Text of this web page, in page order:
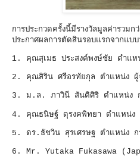
การประกวดครั้งนี้มีรางวัลมูลค่ารว
ประกาศผลการตัดสินรอบแรกจากแ
1. คุณสุเมธ ประสงค์พงษ์ชัย ตำแห
2. คุณสิริน ศรีอรทัยกุล ตำแหน่ง ผู้
3. ม.ล. ภาวินี สันติศิริ ตำแหน่ง ก
4. คุณธนิษฐ์ ดุรงคพิทยา ตำแหน่ง ก
5. ดร.ธัชวิน สุรเศรษฐ ตำแหน่ง
6. Mr. Yutaka Fukasawa